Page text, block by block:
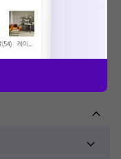
과 상이할 수 있으니, 정확
되어 있는 급여 진료 기준 가
, 병원마다 금액이 다르게